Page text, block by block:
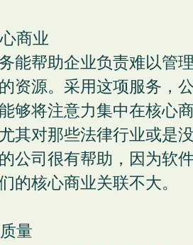
商业
能帮助企业负责难以管
资源。采用这项服务，
够将注意力集中在核心
其对那些法律行业或是
公司很有帮助，因为软
的核心商业关联不大。
量